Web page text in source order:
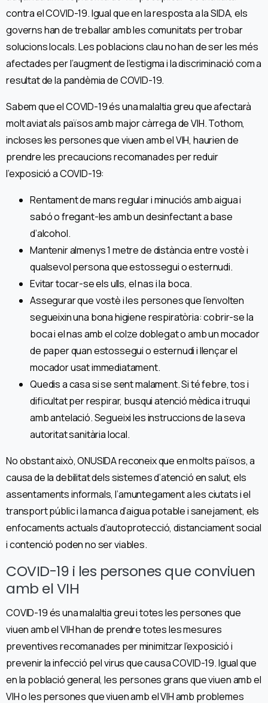
contra el COVID-19. Igual que en la resposta a la SIDA, els
governs han de treballar amb les comunitats per trobar
solucions locals. Les poblacions clau no han de ser les més
afectades per l’augment de l’estigma i la discriminació com a
resultat de la pandèmia de COVID-19.
Sabem que el COVID-19 és una malaltia greu que afectarà
molt aviat als països amb major càrrega de VIH. Tothom,
incloses les persones que viuen amb el VIH, haurien de
prendre les precaucions recomanades per reduir
l’exposició a COVID-19:
Rentament de mans regular i minuciós amb aigua i
sabó o fregant-les amb un desinfectant a base
d’alcohol.
Mantenir almenys 1 metre de distància entre vostè i
qualsevol persona que estossegui o esternudi.
Evitar tocar-se els ulls, el nas i la boca.
Assegurar que vostè i les persones que l’envolten
segueixin una bona higiene respiratòria: cobrir-se la
boca i el nas amb el colze doblegat o amb un mocador
de paper quan estossegui o esternudi i llençar el
mocador usat immediatament.
Quedis a casa si se sent malament. Si té febre, tos i
dificultat per respirar, busqui atenció mèdica i truqui
amb antelació. Segueixi les instruccions de la seva
autoritat sanitària local.
No obstant això, ONUSIDA reconeix que en molts països, a
causa de la debilitat dels sistemes d’atenció en salut, els
assentaments informals, l’amuntegament a les ciutats i el
transport públic i la manca d’aigua potable i sanejament, els
enfocaments actuals d’autoprotecció, distanciament social
i contenció poden no ser viables.
COVID-19 i les persones que conviuen
amb el VIH
COVID-19 és una malaltia greu i totes les persones que
viuen amb el VIH han de prendre totes les mesures
preventives recomanades per minimitzar l’exposició i
prevenir la infecció pel virus que causa COVID-19. Igual que
en la població general, les persones grans que viuen amb el
VIH o les persones que viuen amb el VIH amb problemes